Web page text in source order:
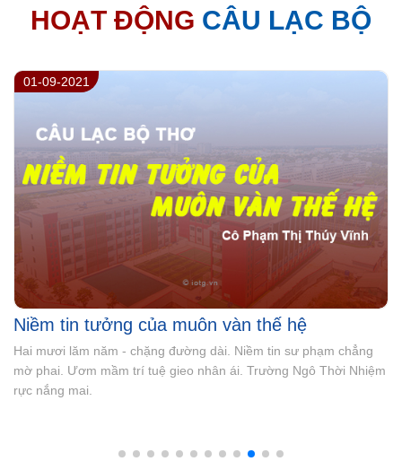
HOẠT ĐỘNG CÂU LẠC BỘ
27-07-2021
Đôi lời nhắn gửi
Lãnh đạo, cái nghiệp chẳng nhàn. Đầu đội “nón lí”, vai mang “chữ
tình”. Khi ai làm tổn thương mình. Thành tâm, nhân ái, chân tình
– thứ tha. Phát huy sức mạnh tổng hoà.